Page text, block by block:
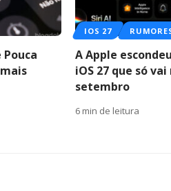
IOS 27
A Apple
iOS 27 que só
setembro
6 min de leitura